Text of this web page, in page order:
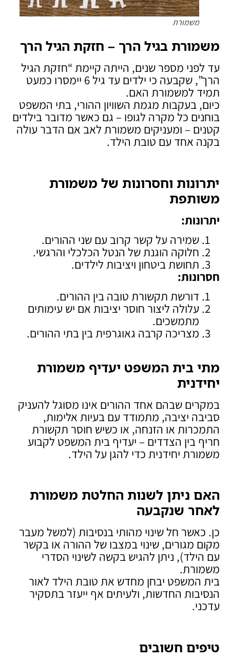
משמורת
משמורת בגיל הרך – חזקת הגיל הרך
עד לפני מספר שנים, הייתה קיימת “חזקת הגיל
הרך”, שקבעה כי ילדים עד גיל 6 יימסרו כמעט
תמיד למשמורת האם.
כיום, בעקבות מגמת השוויון ההורי, בתי המשפט
בוחנים כל מקרה לגופו – גם כאשר מדובר בילדים
קטנים – ומעניקים משמורת לאב אם הדבר עולה
בקנה אחד עם טובת הילד.
יתרונות וחסרונות של משמורת
משותפת
יתרונות:
שמירה על קשר קרוב עם שני ההורים.
חלוקה הוגנת של הנטל הכלכלי והרגשי.
תחושת ביטחון ויציבות לילדים.
חסרונות:
דורשת תקשורת טובה בין ההורים.
עלולה ליצור חוסר יציבות אם יש עימותים
מתמשכים.
מצריכה קרבה גאוגרפית בין בתי ההורים.
מתי בית המשפט יעדיף משמורת
יחידנית
במקרים שבהם אחד ההורים אינו מסוגל להעניק
סביבה יציבה, מתמודד עם בעיות אלימות,
התמכרות או הזנחה, או כשיש חוסר תקשורת
חריף בין הצדדים – יעדיף בית המשפט לקבוע
משמורת יחידנית כדי להגן על הילד.
האם ניתן לשנות החלטת משמורת
לאחר שנקבעה
כן. כאשר חל שינוי מהותי בנסיבות (למשל מעבר
מקום מגורים, שינוי במצבו של ההורה או בקשר
עם הילד), ניתן להגיש בקשה לשינוי הסדרי
משמורת.
בית המשפט יבחן מחדש את טובת הילד לאור
הנסיבות החדשות, ולעיתים אף ייעזר בתסקיר
עדכני.
טיפים חשובים